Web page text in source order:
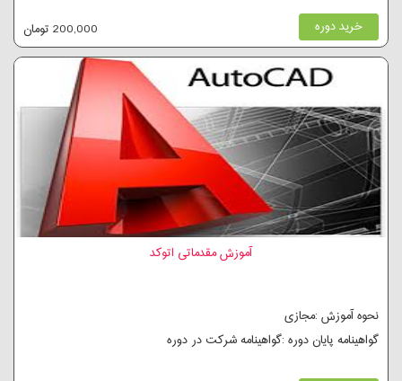
خرید دوره 200,000 تومان
آموزش مقدماتی اتوکد
نحوه آموزش :مجازی
گواهینامه پایان دوره :گواهینامه شرکت در دوره